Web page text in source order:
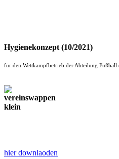
Hygienekonzept (10/2021)
für den Wettkampfbetrieb der Abteilung
hier downlaoden